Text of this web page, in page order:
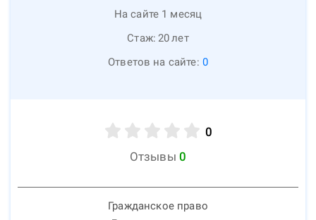
На сайте 1 месяц
Стаж: 20лет
Ответов на сайте: 0
0
Отзывы 0
Гражданское право